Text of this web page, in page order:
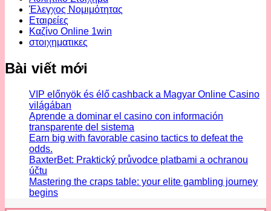
Έλεγχος Νομιμότητας
Εταιρείες
Καζίνο Online 1win
στοιχηματικες
Bài viết mới
VIP előnyök és élő cashback a Magyar Online Casino
világában
Aprende a dominar el casino con información
transparente del sistema
Earn big with favorable casino tactics to defeat the
odds.
BaxterBet: Praktický průvodce platbami a ochranou
účtu
Mastering the craps table: your elite gambling journey
begins